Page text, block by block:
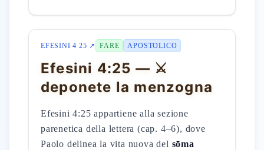
EFESINI 4 25 ↗ FARE APOSTOLICO
Efesini 4:25 — ⚔️
deponete la menzogna
Efesini 4:25 appartiene alla sezione
parenetica della lettera (cap. 4–6), dove
Paolo delinea la vita nuova del sōma